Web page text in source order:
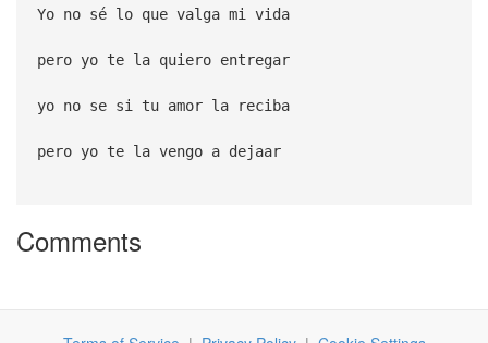
Yo no sé lo que valga mi vida
pero yo te la quiero entregar
yo no se si tu amor la reciba
pero yo te la vengo a dejaar
Comments